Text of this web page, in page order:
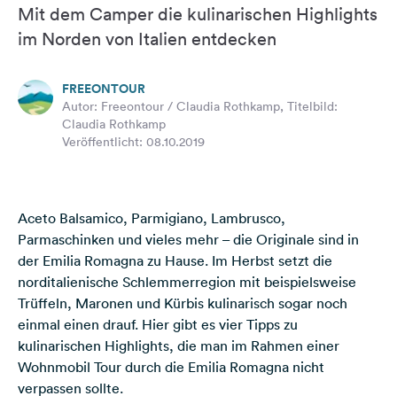
Folge
Social
Media
Facebook
Mit dem Camper die kulinarischen Highlights
im Norden von Italien entdecken
FREEONTOUR
Autor: Freeontour / Claudia Rothkamp, Titelbild:
Claudia Rothkamp
Veröffentlicht: 08.10.2019
Aceto Balsamico, Parmigiano, Lambrusco,
Parmaschinken und vieles mehr – die Originale sind in
der Emilia Romagna zu Hause. Im Herbst setzt die
norditalienische Schlemmerregion mit beispielsweise
Trüffeln, Maronen und Kürbis kulinarisch sogar noch
einmal einen drauf. Hier gibt es vier Tipps zu
kulinarischen Highlights, die man im Rahmen einer
Wohnmobil Tour durch die Emilia Romagna nicht
verpassen sollte.